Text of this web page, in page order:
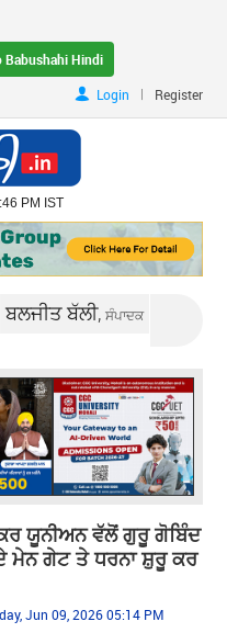
Babushahi Hindi
Login
| Register
PM IST
ਬਲਜੀਤ ਬੱਲੀ,ਸੰਪਾਦਕ
ਯੂਨੀਅਨ ਵੱਲੋਂ ਗੁਰੂ ਗੋਬਿੰਦ
ਮੇਨ ਗੇਟ ਤੇ ਧਰਨਾ ਸ਼ੁਰੂ ਕਰ
Jun 09, 2026 05:14 PM